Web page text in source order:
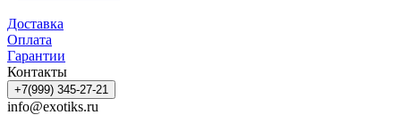
Доставка
Оплата
Гарантии
Контакты
+7(999) 345-27-21
info@exotiks.ru